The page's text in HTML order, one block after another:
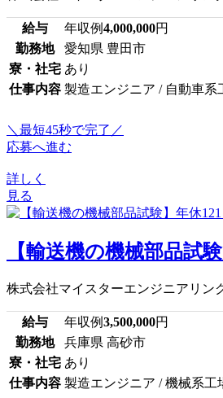
給与 年収例4,000,000円
勤務地
愛知県 豊田市
寮・社宅 あり
仕事内容 製造エンジニア / 自動車系
＼最短45秒で完了／
応募へ進む
詳しく
見る
【輸送機の機械部品試
株式会社マイスターエンジニアリン
給与 年収例3,500,000円
勤務地
兵庫県 高砂市
寮・社宅 あり
仕事内容 製造エンジニア / 機械系工